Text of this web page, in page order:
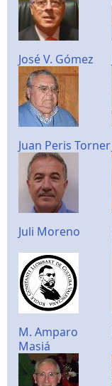
José V. Gómez
Juan Peris Torner
Juli Moreno
M. Amparo
Masiá